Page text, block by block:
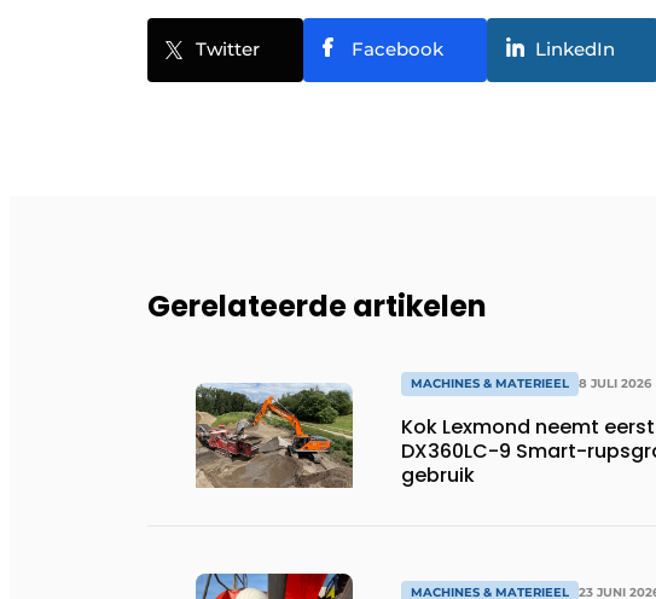
Twitter Facebook LinkedIn
Gerelateerde artikelen
MACHINES & MATERIEEL 8 JULI 2026
Kok Lexmond neemt
DX360LC-9 Smart-
gebruik
MACHINES & MATERIEEL 23 JUNI